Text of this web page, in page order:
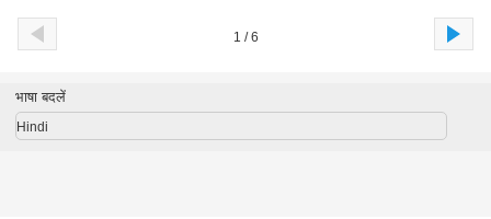
1 / 6
भाषा बदलें
Hindi